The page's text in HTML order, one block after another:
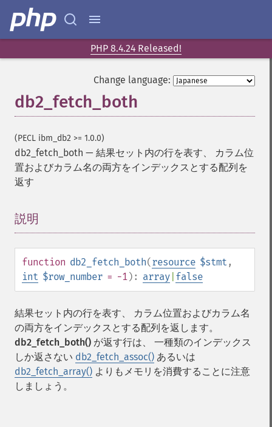
PHP 8.4.24 Released!
Change language:
db2_fetch_both
(PECL ibm_db2 >= 1.0.0)
db2_fetch_both — 結果セット内の行を表す、 カラム位
置およびカラム名の両方をインデックスとする配列を
返す
説明
function db2_fetch_both(resource $stmt ,
int $row_number = -1): array false
結果セット内の行を表す、 カラム位置およびカラム名
の両方をインデックスとする配列を返します。
db2_fetch_both() が返す行は、 一種類のインデックス
しか返さない db2_fetch_assoc() あるいは
db2_fetch_array() よりもメモリを消費することに注意
しましょう。